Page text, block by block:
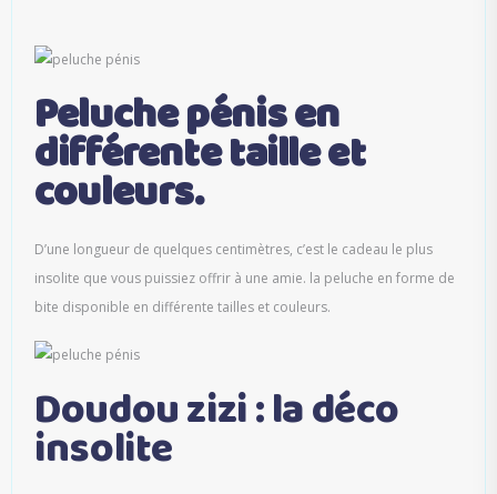
Peluche pénis en
différente taille et
couleurs.
D’une longueur de quelques centimètres, c’est le cadeau le plus
insolite que vous puissiez offrir à une amie. la peluche en forme de
bite disponible en différente tailles et couleurs.
Doudou zizi : la déco
insolite